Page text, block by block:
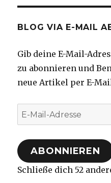
BLOG VIA E-MAIL
Gib deine E-Mail-
zu abonnieren und
neue Artikel per E-
E-
Mail-
Adresse
ABONNIEREN
Schließe dich 52